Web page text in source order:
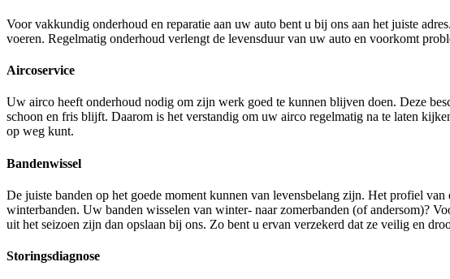
Voor vakkundig onderhoud en reparatie aan uw auto bent u bij ons aan het juiste
voeren. Regelmatig onderhoud verlengt de levensduur van uw auto en voorkomt
Aircoservice
Uw airco heeft onderhoud nodig om zijn werk goed te kunnen blijven doen. Deze
schoon en fris blijft. Daarom is het verstandig om uw airco regelmatig na te laten
op weg kunt.
Bandenwissel
De juiste banden op het goede moment kunnen van levensbelang zijn. Het profiel
winterbanden. Uw banden wisselen van winter- naar zomerbanden (of andersom)?
uit het seizoen zijn dan opslaan bij ons. Zo bent u ervan verzekerd dat ze veilig en
Storingsdiagnose